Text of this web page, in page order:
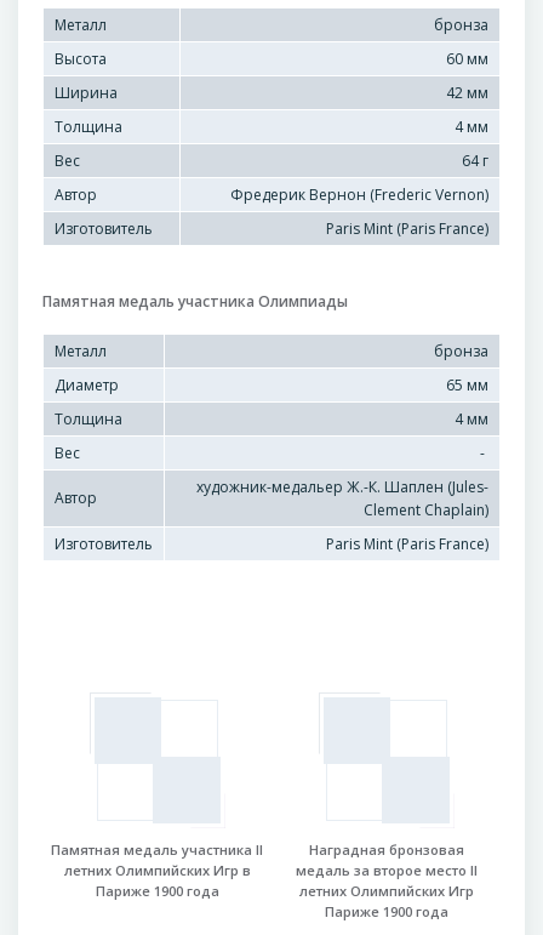
Металл
бронза
Высота
60 мм
Ширина
42 мм
Толщина
4 мм
Вес
64 г
Автор
Фредерик Вернон (Frederic Vernon)
Изготовитель
Paris Mint (Paris France)
Памятная медаль участника Олимпиады
Металл
бронза
Диаметр
65 мм
Толщина
4 мм
Вес
-
Автор
художник-медальер Ж.-К. Шаплен (Jules-
Clement Chaplain)
Изготовитель
Paris Mint (Paris France)
Памятная медаль участника II
летних Олимпийских Игр в
Париже 1900 года
Наградная бронзовая
медаль за второе место II
летних Олимпийских Игр
Париже 1900 года